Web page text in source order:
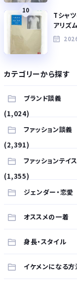
10
Tシャ
アリズ
カテゴリーから探す
ブランド談義
(1,024)
ファッション談義
(2,391)
ファッションテイ
(1,355)
ジェンダー・恋愛
オススメの一着
身長・スタイル
イケメンになる方